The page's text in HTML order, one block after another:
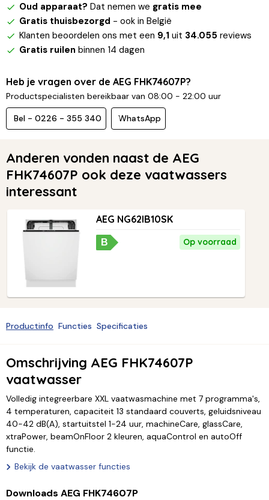
Oud apparaat? Dat nemen we gratis mee
Gratis thuisbezorgd - ook in België
Klanten beoordelen ons met een 9,1 uit 34.055 reviews
Gratis ruilen binnen 14 dagen
Heb je vragen over de AEG FHK74607P?
Productspecialisten bereikbaar van 08:00 - 22:00 uur
Bel - 0226 - 355 340 WhatsApp
Anderen vonden naast de AEG
FHK74607P ook deze vaatwassers
interessant
AEG NG62IB10SK
B Op voorraad
Productinfo Functies Specificaties
Omschrijving AEG FHK74607P
vaatwasser
Volledig integreerbare XXL vaatwasmachine met 7 programma's,
4 temperaturen, capaciteit 13 standaard couverts, geluidsniveau
40-42 dB(A), startuitstel 1-24 uur, machineCare, glassCare,
xtraPower, beamOnFloor 2 kleuren, aquaControl en autoOff
functie.
Bekijk de vaatwasser functies
Downloads AEG FHK74607P